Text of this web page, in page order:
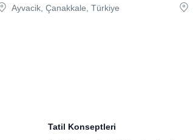
Ayvacik, Çanakkale, Türkiye
Tatil Konseptleri